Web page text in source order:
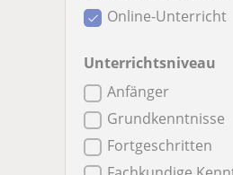
Online-Unterricht
Unterrichtsniveau
Anfänger
Grundkenntnisse
Fortgeschritten